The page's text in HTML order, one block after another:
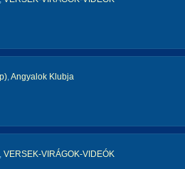
,Angyalok Klubja
, VERSEK-VIRÁGOK-VIDEÓK